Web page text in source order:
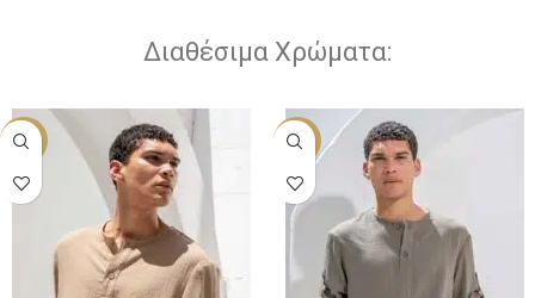
Διαθέσιμα Χρώματα:
-20% -20%